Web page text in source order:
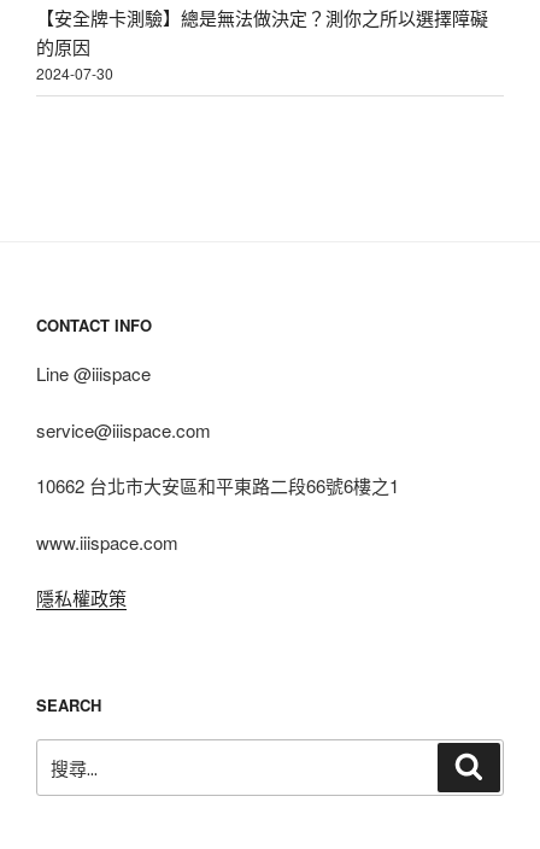
【安全牌卡測驗】總是無法做決定？測你之所以選擇障礙
的原因
2024-07-30
CONTACT INFO
Line @iiispace
service@iiispace.com
10662 台北市大安區和平東路二段66號6樓之1
www.iiispace.com
隱私權政策
SEARCH
尋